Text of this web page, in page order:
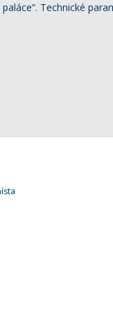
Technické